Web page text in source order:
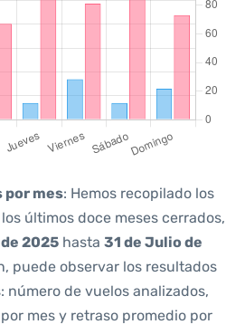
por mes: Hemos recopilado los
últimos doce meses cerrados,
2025 hasta 31 de Julio de
puede observar los resultados
número de vuelos analizados,
mes y retraso promedio por